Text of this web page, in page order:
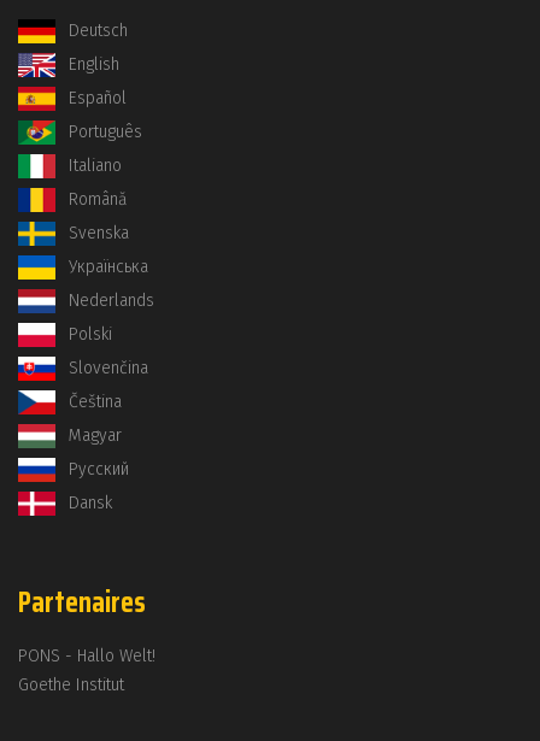
Deutsch
English
Español
Português
Italiano
Română
Svenska
Українська
Nederlands
Polski
Slovenčina
Čeština
Magyar
Русский
Dansk
Partenaires
PONS - Hallo Welt!
Goethe Institut